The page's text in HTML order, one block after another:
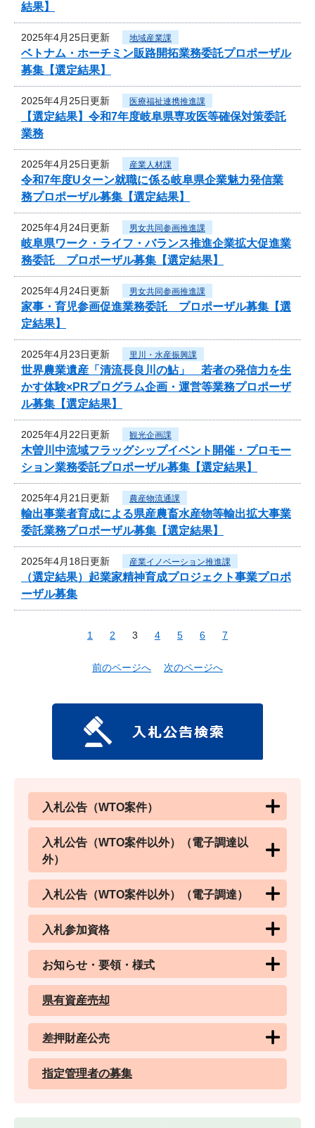
結果】
2025年4月25日更新 地域産業課
ベトナム・ホーチミン販路開拓業務委託プロポーザル
募集【選定結果】
2025年4月25日更新 医療福祉連携推進課
【選定結果】令和7年度岐阜県専攻医等確保対策委託
業務
2025年4月25日更新 産業人材課
令和7年度Uターン就職に係る岐阜県企業魅力発信業
務プロポーザル募集【選定結果】
2025年4月24日更新 男女共同参画推進課
岐阜県ワーク・ライフ・バランス推進企業拡大促進業
務委託 プロポーザル募集【選定結果】
2025年4月24日更新 男女共同参画推進課
家事・育児参画促進業務委託 プロポーザル募集【選
定結果】
2025年4月23日更新 里川・水産振興課
世界農業遺産「清流長良川の鮎」 若者の発信力を生
かす体験×PRプログラム企画・運営等業務プロポーザ
ル募集【選定結果】
2025年4月22日更新 観光企画課
木曽川中流域フラッグシップイベント開催・プロモー
ション業務委託プロポーザル募集【選定結果】
2025年4月21日更新 農産物流通課
輸出事業者育成による県産農畜水産物等輸出拡大事業
委託業務プロポーザル募集【選定結果】
2025年4月18日更新 産業イノベーション推進課
（選定結果）起業家精神育成プロジェクト事業プロポ
ーザル募集
1 2 3 4 5 6 7
前のページへ 次のページへ
入札公告（WTO案件）
入札公告（WTO案件以外）（電子調達以
外）
入札公告（WTO案件以外）（電子調達）
入札参加資格
お知らせ・要領・様式
県有資産売却
差押財産公売
指定管理者の募集